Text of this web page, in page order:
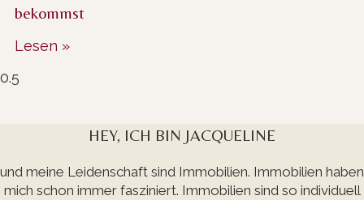
bekommst
Lesen »
HEY, ICH BIN JACQUELINE
und meine Leidenschaft sind Immobilien. Immobilien haben
mich schon immer fasziniert. Immobilien sind so individuell